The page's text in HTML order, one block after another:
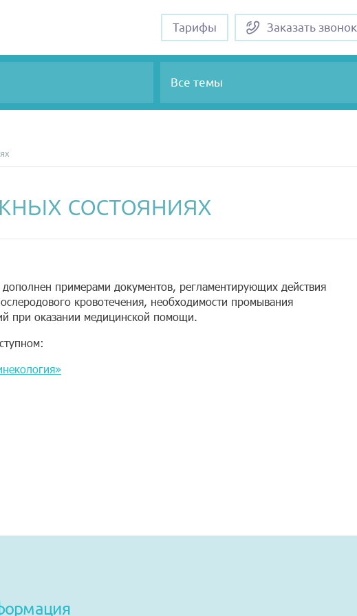
Тарифы Заказать звонок
Все темы
состояниях
примерами документов, регламентирующих действия
кровотечения, необходимости промывания
при оказании медицинской помощи.